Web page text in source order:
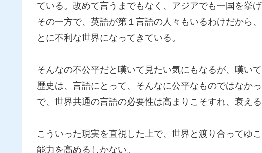
ている。改めて言うまでもなく、アジアでも一国を挙
その一方で、英語が第１言語の人々もいるわけだから
とに不利な世界になってきている。
そんなの不公平だと嘆いて見たい気にもなるが、嘆い
歴史は、言語にとって、そんなに公平なものではなか
で、世界共通の言語の必要性は高まりこそすれ、衰える
こういった現実を直視した上で、世界と渡り合ってゆ
能力を高めるしかない。